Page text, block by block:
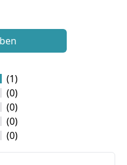
(1)
(0)
(0)
(0)
(0)